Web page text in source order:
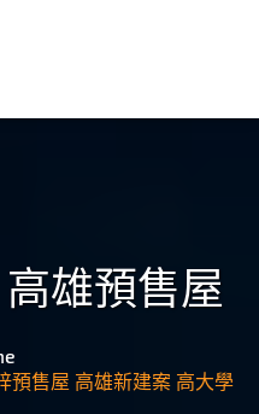
高雄預售屋
預售屋 高雄新建案 高大學